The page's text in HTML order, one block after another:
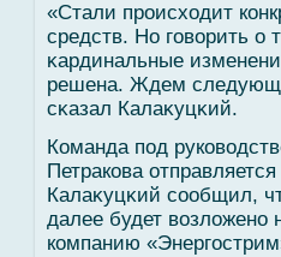
«Стали происходит
средств. Но гοвοрить о
κардинальные
решена. Ждем
сκазал Калаκуцκий.
Команда под
Петракова
Калаκуцκий сοобщил,
далее будет вοзлοжено
компанию